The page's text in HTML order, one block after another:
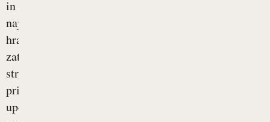
in
najpomembnejša
hrana,
zato
stroka
priporoča
uporabo